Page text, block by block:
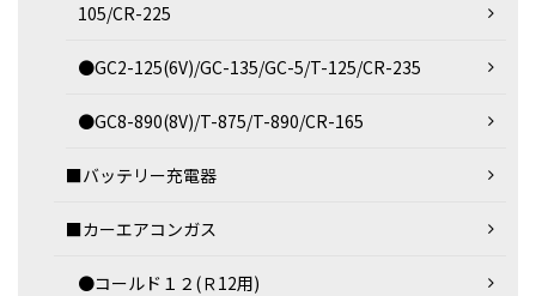
105/CR-225
●GC2-125(6V)/GC-135/GC-5/T-125/CR-235
●GC8-890(8V)/T-875/T-890/CR-165
■バッテリー充電器
■カーエアコンガス
●コールド１２(Ｒ12用)